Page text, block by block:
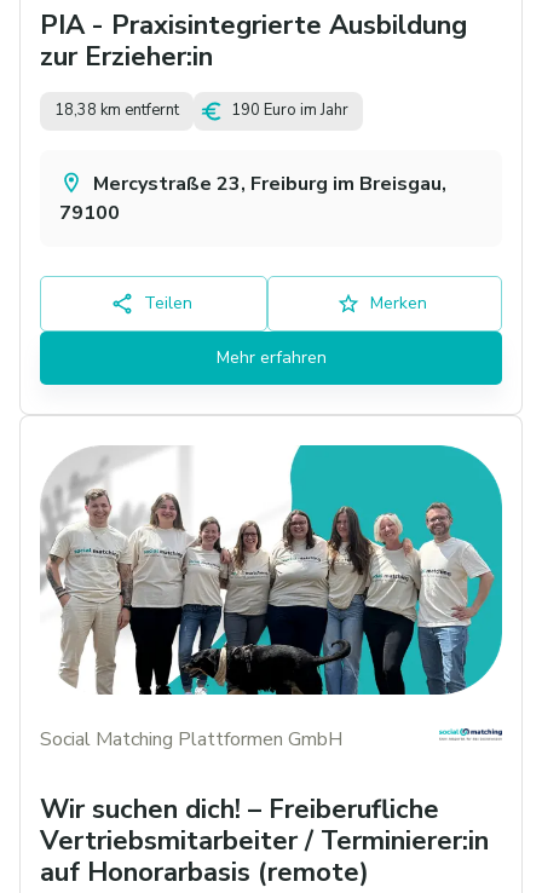
PIA - Praxisintegrierte Ausbildung
zur Erzieher:in
18,38 km entfernt 190 Euro im Jahr
Mercystraße 23, Freiburg im Breisgau,
79100
Teilen Merken
Mehr erfahren
Social Matching Plattformen GmbH
Wir suchen dich! – Freiberufliche
Vertriebsmitarbeiter / Terminierer:in
auf Honorarbasis (remote)